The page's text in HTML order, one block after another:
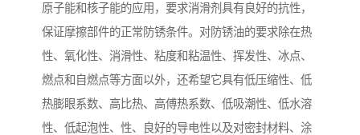
原子能和核子能的应用，要求消滑剂具有良好的抗性，
保证摩擦部件的正常防锈条件。对防锈油的要求除在热
性、氧化性、消滑性、粘度和粘温性、挥发性、冰点、
燃点和自燃点等方面以外，还希望它具有低压缩性、低
热膨眼系数、高比热、高傅热系数、低吸潮性、低水溶
性、低起泡性、性、良好的导电性以及对密封材料、涂